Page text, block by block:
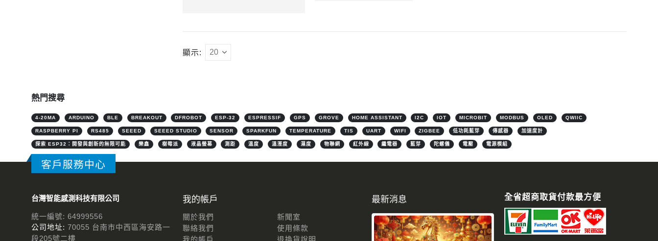
顯示:
熱門搜尋
4-20MA ARDUINO BLE BREAKOUT DFROBOT ESP-32 ESPRESSIF GPS GROVE HOME ASSISTANT I2C IOT MICROBIT MODBUS OLED QWIIC
RASPBERRY PI RS485 SEEED SEEED STUDIO SENSOR SPARKFUN TEMPERATURE TIS UART WIFI ZIGBEE 低功耗藍芽 傳感器 加速度計
探索 ESP32：開發與創新的無限可能 樂鑫 樹莓派 液晶螢幕 測距 溫度 溫溼度 濕度 物聯網 紅外線 繼電器 藍芽 陀螺儀 電壓 電源模組
客戶服務中心
台灣智能感測科技有限公司
統一編號: 64999556
公司地址: 70055 台南市中西區海安路一
段205號二樓
我的帳戶
關於我們
聯絡我們
我的帳戶
新聞室
使用條款
退換貨說明
最新消息 全省超商取貨付款最方便